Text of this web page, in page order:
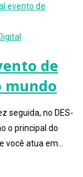
de
mundo
seguida, no DES-
o principal do
você atua em…